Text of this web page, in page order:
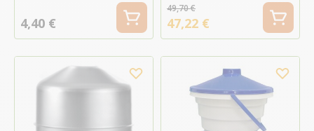
4,40 €
49,70 €
47,22 €